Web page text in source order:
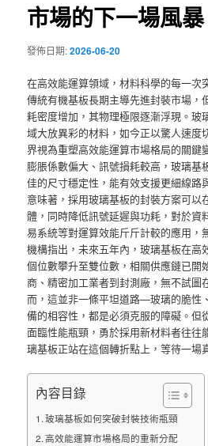
市場的下一場風暴
發佈日期:2026-06-20
在高效能運算領域，材料科學的每一次
傳統有機基板長期主導先進封裝市場，
耗密度增加，其物理極限逐漸浮現。玻
域大放異彩的材料，如今正以驚人速度
界視為重塑高效能運算市場格局的關鍵
膨脹係數偏大、訊號損耗較高，玻璃基
佳的尺寸穩定性，能有效支援更細線路
意味著，採用玻璃基板的封裝方案可以
體，同時降低訊號延遲與功耗，對於資
易系統等對運算效能斤斤計較的應用，
機構指出，未來五年內，玻璃基板在高
個位數攀升至雙位數，相關供應鏈已開
商、精密加工業者到封測廠，無不試圖
而，這並非一條平坦道路—玻璃的脆性
備的相容性，都是必須克服的障礙。但
面臨性能瓶頸，勇於採用新材料者往往
璃基板正站在這個轉折點上，等待一場
內容目錄
玻璃基板如何突破封裝技術瓶頸
高效能運算市場格局的重新分配